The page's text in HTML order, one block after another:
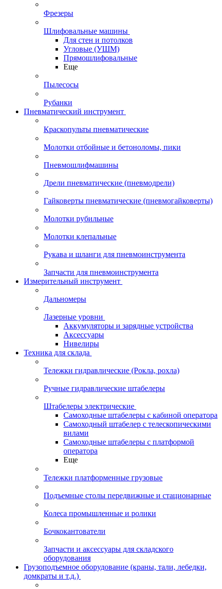
Фрезеры
Шлифовальные машины
Для стен и потолков
Угловые (УШМ)
Прямошлифовальные
Еще
Пылесосы
Рубанки
Пневматический инструмент
Краскопульты пневматические
Молотки отбойные и бетоноломы, пики
Пневмошлифмашины
Дрели пневматические (пневмодрели)
Гайковерты пневматические (пневмогайковерты)
Молотки рубильные
Молотки клепальные
Рукава и шланги для пневмоинструмента
Запчасти для пневмоинструмента
Измерительный инструмент
Дальномеры
Лазерные уровни
Аккумуляторы и зарядные устройства
Аксессуары
Нивелиры
Техника для склада
Тележки гидравлические (Рокла, рохла)
Ручные гидравлические штабелеры
Штабелеры электрические
Самоходные штабелеры с кабиной оператора
Самоходный штабелер с телескопическими
вилами
Самоходные штабелеры с платформой
оператора
Еще
Тележки платформенные грузовые
Подъемные столы передвижные и стационарные
Колеса промышленные и ролики
Бочкокантователи
Запчасти и аксессуары для складского
оборудования
Грузоподъемное оборудование (краны, тали, лебедки,
домкраты и т.д.)